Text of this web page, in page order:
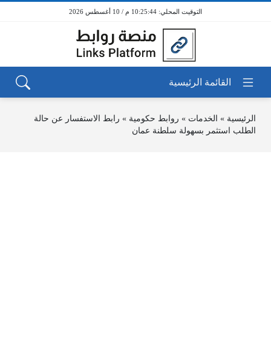
10:25:44 م / 10 أغسطس 2026
الرئيسية » الخدمات » روابط حكومية » رابط الاستفسار عن حالة
الطلب استثمر بسهولة سلطنة عمان